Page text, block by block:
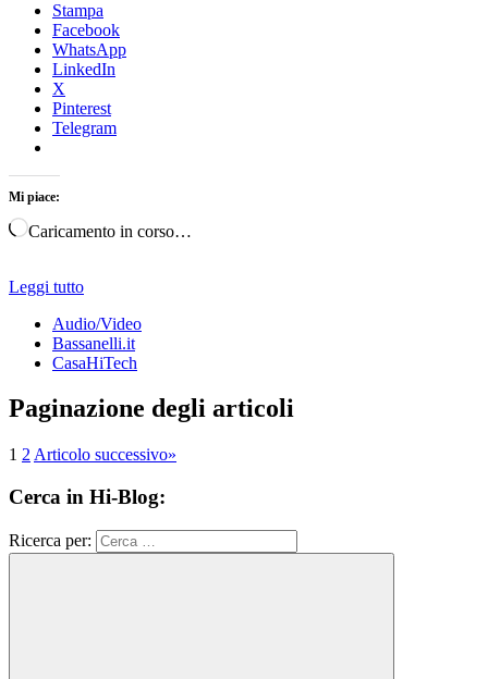
Stampa
Facebook
WhatsApp
LinkedIn
X
Pinterest
Telegram
Mi piace:
Caricamento in corso…
Leggi tutto
Audio/Video
Bassanelli.it
CasaHiTech
Paginazione degli articoli
1 2 Articolo successivo»
Cerca in Hi-Blog:
Ricerca per: